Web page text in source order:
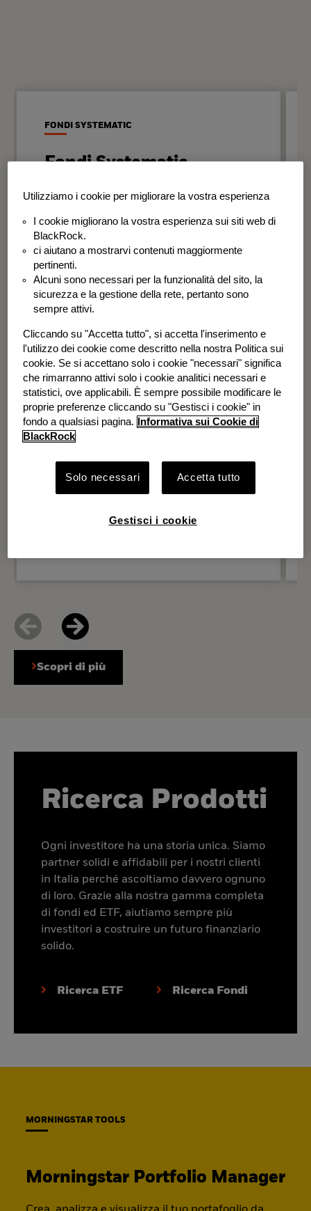
FONDI SYSTEMATIC
Fondi Systematic
Strategie quantitative basate sui dati
disciplinato e coerente nel tempo.
BSF Systematic World Equity Fund
BGF Systematic Global Equity High
Income Fund
Scopri di più
Ricerca Prodotti
Ogni investitore ha una storia unica. Siamo
partner solidi e affidabili per i nostri clienti
in Italia perché ascoltiamo davvero ognuno
di loro. Grazie alla nostra gamma completa
di fondi ed ETF, aiutiamo sempre più
investitori a costruire un futuro finanziario
solido.
Ricerca ETF Ricerca Fondi
MORNINGSTAR TOOLS
Morningstar Portfolio Manager
Utilizziamo i cookie per migliorare la vostra esperienza
I cookie migliorano la vostra esperienza sui siti web di
BlackRock.
ci aiutano a mostrarvi contenuti maggiormente
pertinenti.
Alcuni sono necessari per la funzionalità del sito, la
sicurezza e la gestione della rete, pertanto sono
sempre attivi.
Cliccando su "Accetta tutto", si accetta l'inserimento e
l'utilizzo dei cookie come descritto nella nostra Politica sui
cookie. Se si accettano solo i cookie "necessari" significa
che rimarranno attivi solo i cookie analitici necessari e
statistici, ove applicabili. È sempre possibile modificare le
proprie preferenze cliccando su "Gestisci i cookie" in
fondo a qualsiasi pagina.
Informativa sui Cookie di
BlackRock
Solo necessari Accetta tutto
Gestisci i cookie